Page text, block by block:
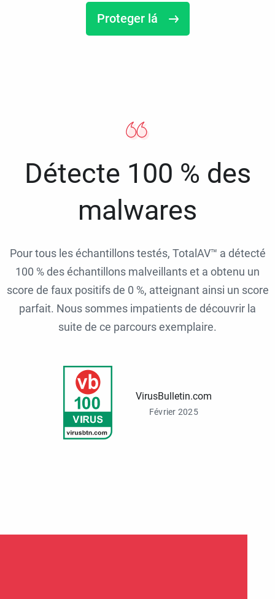
Proteger lá
Détecte 100 % des
malwares
Pour tous les échantillons testés, TotalAV™ a détecté
100 % des échantillons malveillants et a obtenu un
score de faux positifs de 0 %, atteignant ainsi un score
parfait. Nous sommes impatients de découvrir la
suite de ce parcours exemplaire.
VirusBulletin.com
Février 2025